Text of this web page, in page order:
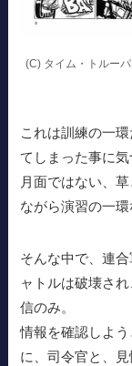
(C) タイム・トルー
これは訓練の一
てしまった事に気
月面ではない、
ながら演習の一環
そんな中で、連
ャトルは破壊さ
信のみ。
情報を確認しよ
に、司令官と、